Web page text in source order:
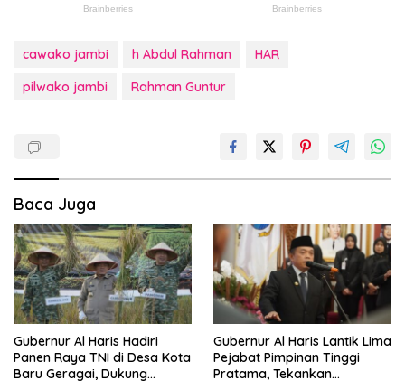
cawako jambi h Abdul Rahman
HAR
pilwako jambi
Rahman Guntur
Baca Juga
Gubernur Al Haris Hadiri
Panen Raya TNI di Desa Kota
Baru Geragai, Dukung
Gubernur Al Haris Lantik Lima
Pejabat Pimpinan Tinggi
Pratama, Tekankan